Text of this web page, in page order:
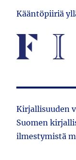
Kääntöpiiriä
Kirjallisuuden
Suomen
ilmestymistä